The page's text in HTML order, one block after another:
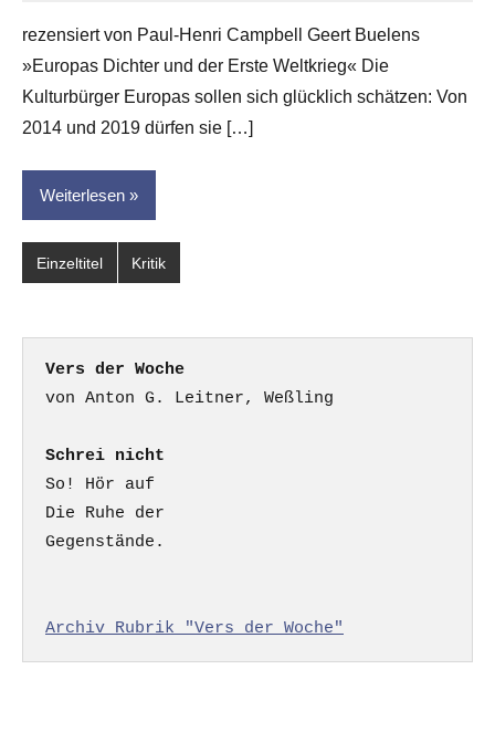
Leitner
rezensiert von Paul-Henri Campbell Geert Buelens
»Europas Dichter und der Erste Weltkrieg« Die
Kulturbürger Europas sollen sich glücklich schätzen: Von
2014 und 2019 dürfen sie […]
Weiterlesen
Einzeltitel Kritik
Vers der Woche
Schrei nicht
So! Hör auf
Die Ruhe der
Gegenstände.
Archiv Rubrik "Vers der Woche"